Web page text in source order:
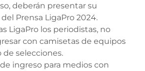
deberán presentar su
Prensa LigaPro 2024.
LigaPro los periodistas, no
con camisetas de equipos
selecciones.
ingreso para medios con